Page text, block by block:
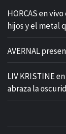
HORCAS en
hijos y el metal
AVERNAL
LIV KRISTINE
abraza la